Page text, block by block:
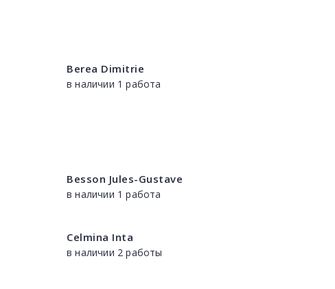
Berea Dimitrie
в наличии 1 работа
Besson Jules-Gustave
в наличии 1 работа
Celmina Inta
в наличии 2 работы